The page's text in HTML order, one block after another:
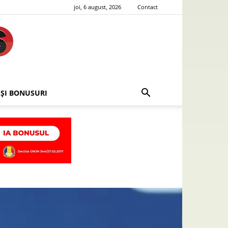
joi, 6 august, 2026 Contact
BONUSURI